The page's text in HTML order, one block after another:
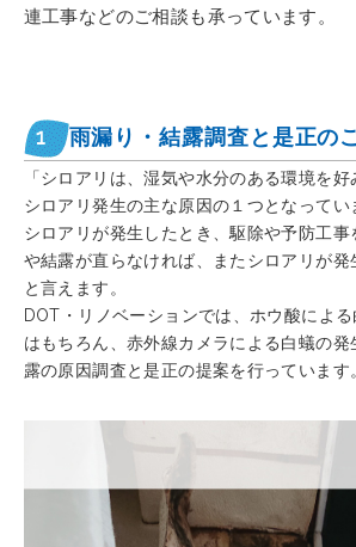
連工事などのご相談も承っています。
1雨漏り・結露調査と是正のご
「シロアリは、湿気や水分のある環境を
シロアリ発生の主な原因の１つとなってい
シロアリが発生したとき、駆除や予防工事
や結露が直らなければ、またシロアリが
と言えます。
DOT・リノベーションでは、ホウ酸によ
はもちろん、赤外線カメラによる白蟻の
露の原因調査と是正の提案を行っています